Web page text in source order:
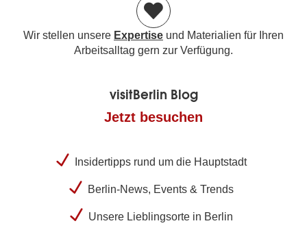
Wir stellen unsere Expertise und Materialien für Ihren
Arbeitsalltag gern zur Verfügung.
visitBerlin Blog
Jetzt besuchen
Insidertipps rund um die Hauptstadt
Berlin-News, Events & Trends
Unsere Lieblingsorte in Berlin